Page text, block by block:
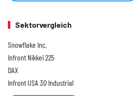
Sektorvergleich
Snowflake Inc.
Infront Nikkei 225
DAX
Infront USA 30 Industrial